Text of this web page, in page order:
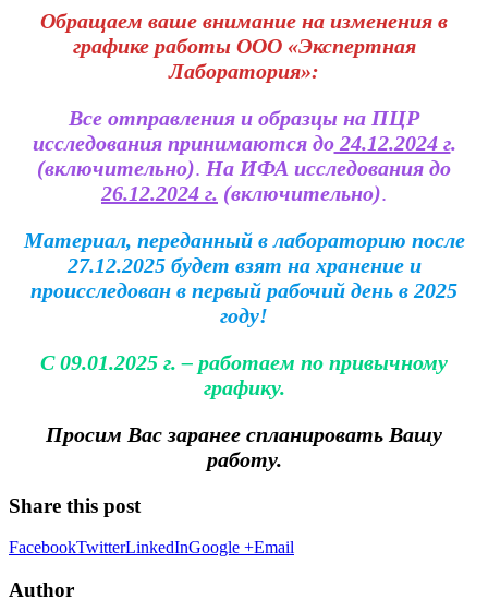
Обращаем ваше внимание на изменения в
графике работы ООО «Экспертная
Лаборатория»:
Все отправления и образцы на ПЦР
исследования принимаются до24.12.2024 г.
(включительно). На ИФА исследования до
26.12.2024 г. (включительно).
Материал, переданный в лабораторию после
27.12.2025 будет взят на хранение и
происследован в первый рабочий день в 2025
году!
С 09.01.2025 г. – работаем по привычному
графику.
Просим Вас заранее спланировать Вашу
работу.
Share this post
FacebookTwitterLinkedInGoogle +Email
Author